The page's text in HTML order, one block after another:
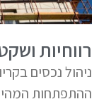
רווחיות
ניהול נכסים
ההתפתחות